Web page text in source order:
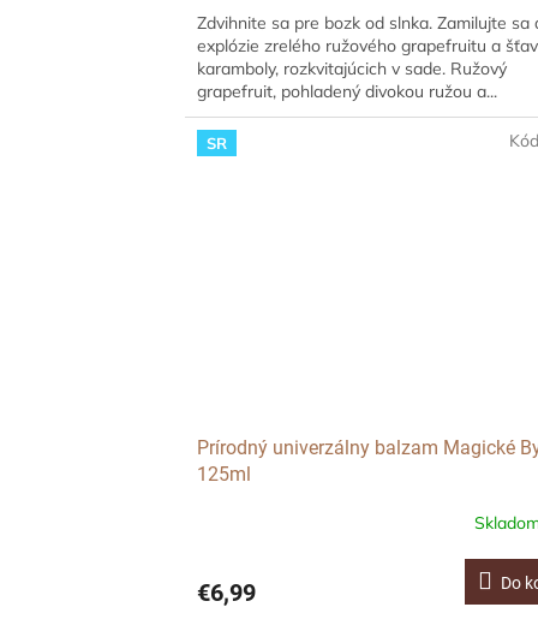
Zdvihnite sa pre bozk od slnka. Zamilujte sa
explózie zrelého ružového grapefruitu a
karamboly, rozkvitajúcich v sade. Ružový
grapefruit, pohladený divokou ružou a...
SR
Prírodný univerzálny balzam Magické
125ml
€6,99 Do